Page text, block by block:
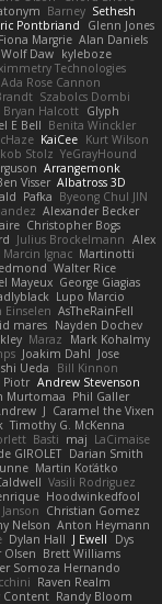
Barney Sethesh
Pontbriand
Glenn Jones
Fiona Margrie Alan Daniels
Wolf Daw kyleboze
Technologies
Ada Rose Cannon
Szabolcs Dombi
Bryan Halcott Glyph
E Bell Benita Winckler
KaiCee Kurt Wilson
Stolz YeGrayHound
Arrangemonk
Visser Albatross 3D
Pafka Byeong Chul JIN
Alexander Becker
Christopher Bogs
Julius Brockelmann Alex
Marcin Ignac Martinotti
Walter Rice
Mayeux George Giagias
Lupo Marcio
Einselen AsTheRainFell
mares Nayden Dochev
Maraz
Mark Kohalmy
Joakim Dahl Jose
Ueda
Bill Kinnon
Piotr Andrew Stevenson
Murtomaa Phil Galler
J Caramel the Vixen
Timothy G. McKenna
Basti maj LaCimaise
GIROLET Darian Smith
Martin Koťátko
Vasili Rodriguez
Hoodwinkedfool
Christian Gomez
Nelson Anton Heymann
Dylan Hall J Ewell
Dys
Olsen Brett Williams
Somoza Hernando
Raven Realm
Content Randy Bloom